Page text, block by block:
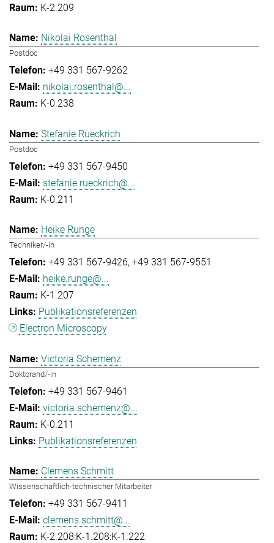
K-2.209
Nikolai Rosenthal
Postdoc
+49 331 567-9262
nikolai.rosenthal@...
K-0.238
Stefanie Rueckrich
Postdoc
+49 331 567-9450
stefanie.rueckrich@...
K-0.211
Heike Runge
Techniker/-in
+49 331 567-9426 +49 331 567-9551
heike.runge@...
K-1.207
Publikationsreferenzen
Electron Microscopy
Victoria Schemenz
Doktorand/-in
+49 331 567-9461
victoria.schemenz@...
K-0.211
Publikationsreferenzen
Clemens Schmitt
Wissenschaftlich-technischer Mitarbeiter
+49 331 567-9411
clemens.schmitt@...
K-2.208:K-1.208:K-1.222